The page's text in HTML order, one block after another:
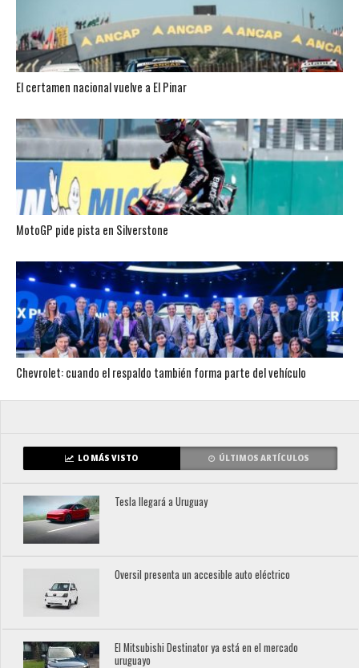
El certamen nacional vuelve a El Pinar
MotoGP pide pista en Silverstone
Chevrolet: cuando el respaldo también forma parte del vehículo
LO MÁS VISTO ÚLTIMOS ARTÍCULOS
Tesla llegará a Uruguay
Oversil presenta un accesible auto eléctrico
El Mitsubishi Destinator ya está en el mercado
uruguayo